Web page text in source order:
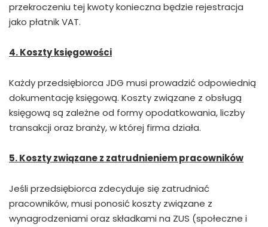
przekroczeniu tej kwoty konieczna będzie rejestracja
jako płatnik VAT.
4. Koszty księgowości
Każdy przedsiębiorca JDG musi prowadzić odpowiednią
dokumentację księgową. Koszty związane z obsługą
księgową są zależne od formy opodatkowania, liczby
transakcji oraz branży, w której firma działa.
5. Koszty związane z zatrudnieniem pracowników
Jeśli przedsiębiorca zdecyduje się zatrudniać
pracowników, musi ponosić koszty związane z
wynagrodzeniami oraz składkami na ZUS (społeczne i